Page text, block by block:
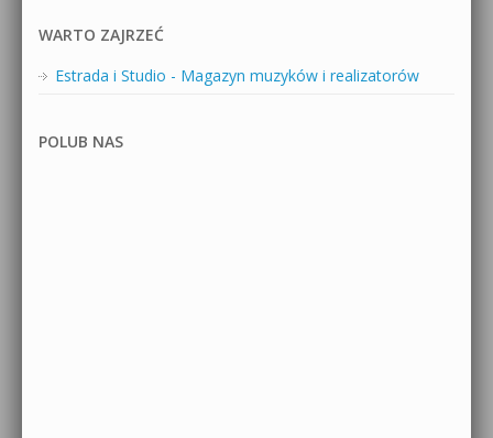
WARTO ZAJRZEĆ
Estrada i Studio - Magazyn muzyków i realizatorów
POLUB NAS